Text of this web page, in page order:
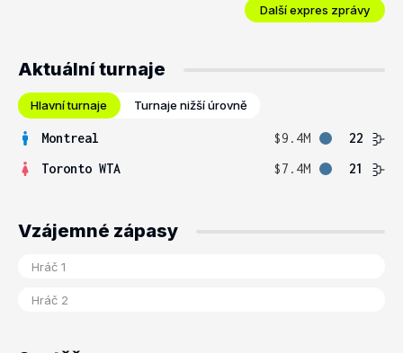
Další expres zprávy
Aktuální turnaje
Hlavní turnaje Turnaje nižší úrovně
Montreal $9.4M
22
Toronto WTA
$7.4M 21
Vzájemné zápasy